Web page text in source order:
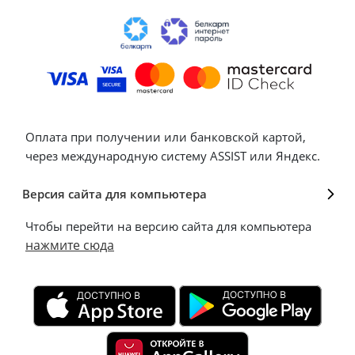
Оплата при получении или банковской картой,
через международную систему ASSIST или Яндекс.
Версия сайта для компьютера
Чтобы перейти на версию сайта для компьютера
нажмите сюда